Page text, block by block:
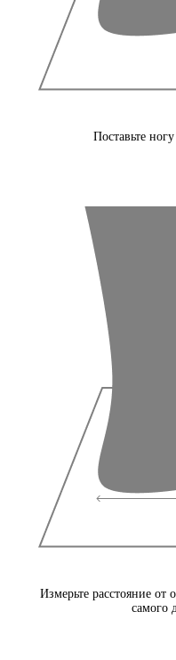
Поставьте
Измерьте расстояние от
самого